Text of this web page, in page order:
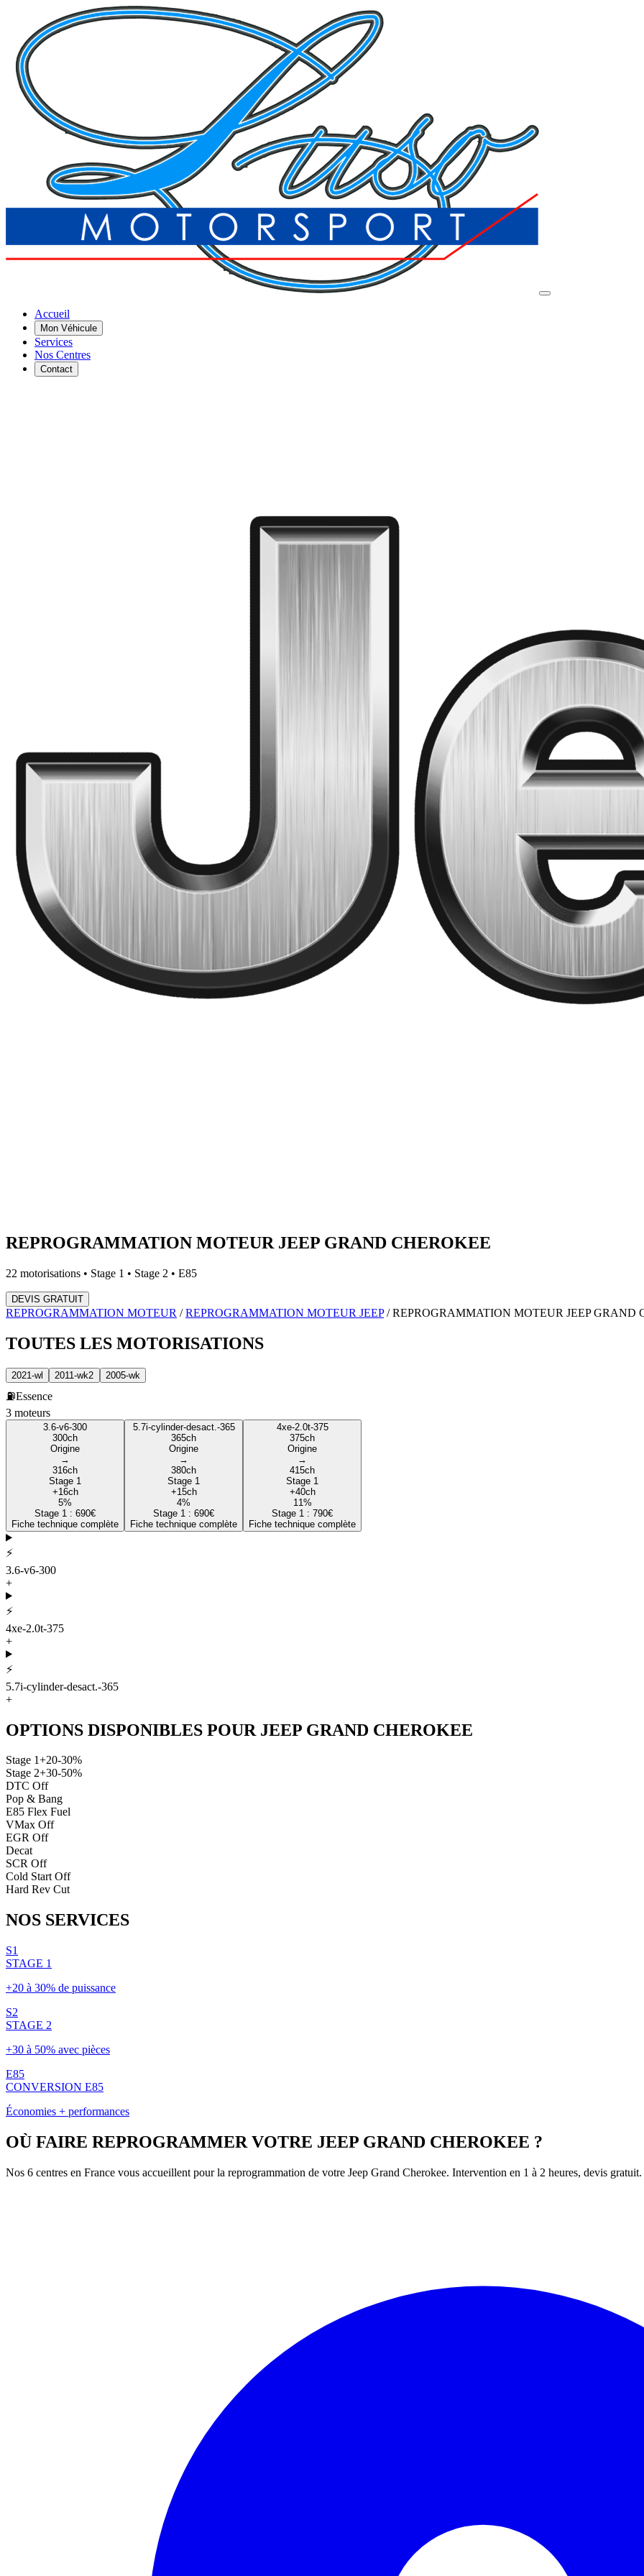
Accueil
Mon Véhicule
Services
Nos Centres
Contact
REPROGRAMMATION MOTEUR JEEP GRAND CHEROKEE
22 motorisations • Stage 1 • Stage 2 • E85
DEVIS GRATUIT
REPROGRAMMATION MOTEUR /REPROGRAMMATION MOTEUR JEEP/REPROGRAMMATION MOTEUR JEEP GRAND
TOUTES LES MOTORISATIONS
2021-wl 2011-wk2 2005-wk
⛽Essence
3 moteurs
3.6-v6-300
300ch
Origine
→
316ch
Stage 1
+16ch
5%
Stage 1 : 690€
Fiche technique complète
5.7i-cylinder-desact.-365
365ch
Origine
→
380ch
Stage 1
+15ch
4%
Stage 1 : 690€
Fiche technique complète
4xe-2.0t-375
375ch
Origine
→
415ch
Stage 1
+40ch
11%
Stage 1 : 790€
Fiche technique complète
⚡
3.6-v6-300
+
⚡
4xe-2.0t-375
+
⚡
5.7i-cylinder-desact.-365
+
OPTIONS DISPONIBLES POUR JEEP GRAND CHEROKEE
Stage 1+20-30%
Stage 2+30-50%
DTC Off
Pop & Bang
E85 Flex Fuel
VMax Off
EGR Off
Decat
SCR Off
Cold Start Off
Hard Rev Cut
NOS SERVICES
S1
STAGE 1
+20 à 30% de puissance
S2
STAGE 2
+30 à 50% avec pièces
E85
CONVERSION E85
Économies + performances
OÙ FAIRE REPROGRAMMER VOTRE JEEP GRAND CHEROKEE ?
Nos 6 centres en France vous accueillent pour la reprogrammation de votre Jeep Grand Cherokee. Intervention en 1 à 2 heures, devis gratuit.